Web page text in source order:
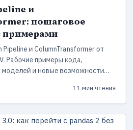
и
пошаговое
примерами
и ColumnTransformer от
Рабочие примеры кода,
моделей и новые возможности
11 мин чтения